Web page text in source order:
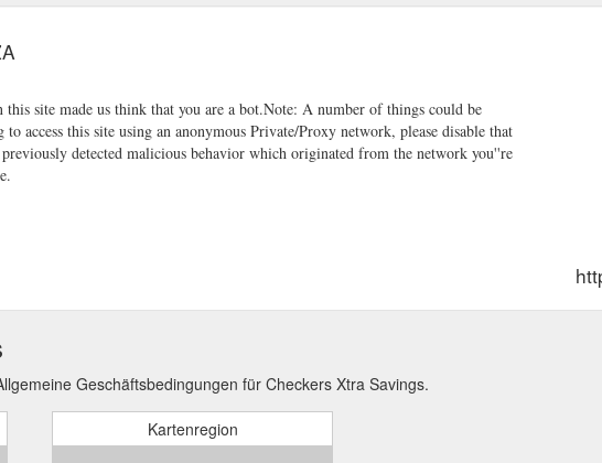
site made us think that you are a bot.Note: A number of things could be
access this site using an anonymous Private/Proxy network, please disable that
detected malicious behavior which originated from the network you''re
Geschäftsbedingungen für Checkers Xtra Savings.
Kartenregion